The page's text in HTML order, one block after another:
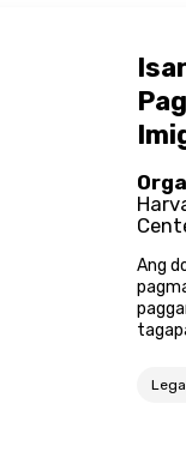
Ang